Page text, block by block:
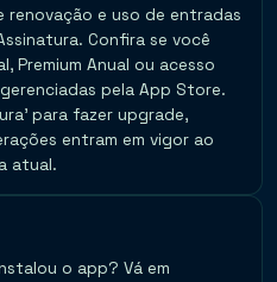
renovação e uso de entradas
Confira se você
Premium Anual ou acesso
pela App Store.
para fazer upgrade,
entram em vigor ao
atual.
o app? Vá em